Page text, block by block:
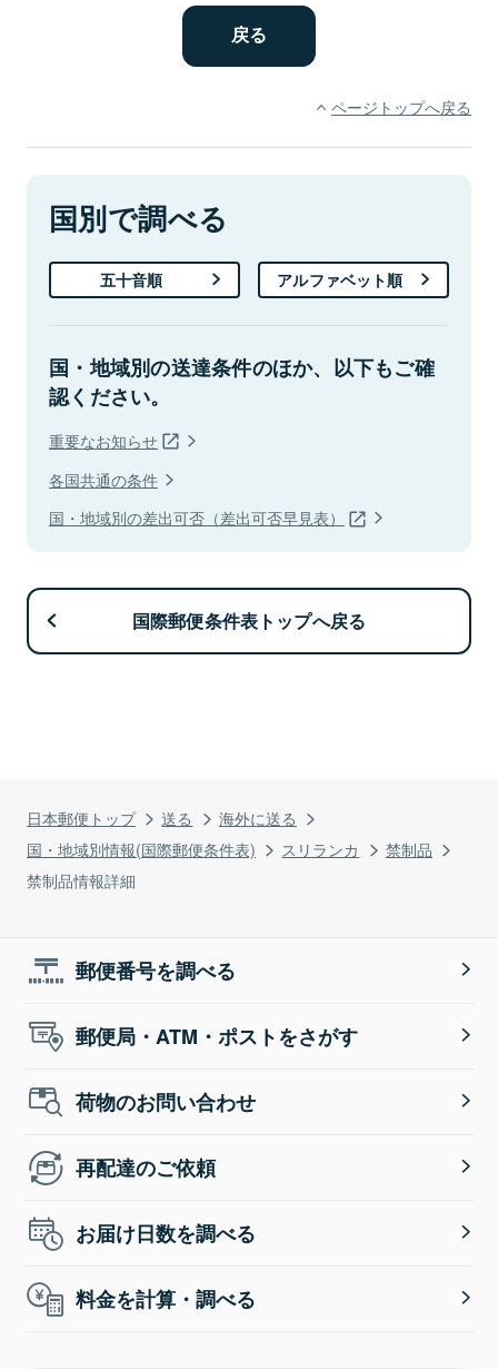
日本郵便トップ 送る
海外に送る
国・地域別情報(国際郵便条件表)
スリランカ
禁制品
禁制品情報詳細
ページトップへ戻る
国別で調べる
五十音順 アルファベット順
国・地域別の送達条件のほか、以下もご確
認ください。
重要なお知らせ
各国共通の条件
国・地域別の差出可否（差出可否早見表）
国際郵便条件表トップへ戻る
郵便番号を調べる
郵便局・ATM・ポストをさがす
荷物のお問い合わせ
再配達のご依頼
お届け日数を調べる
料金を計算・調べる